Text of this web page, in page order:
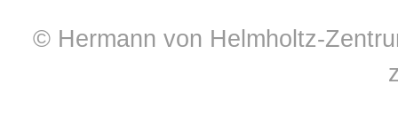
© Hermann von Helmholtz-